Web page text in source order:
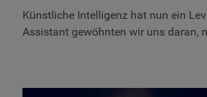
Künstliche Intelligenz hat nun ein
Assistant gewöhnten wir uns daran,